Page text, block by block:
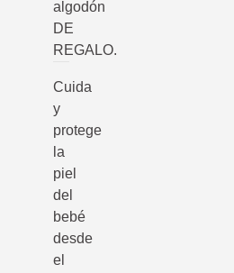
algodón
DE
REGALO.
Cuida
y
protege
la
piel
del
bebé
desde
el